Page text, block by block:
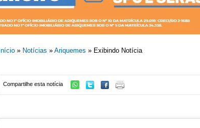
Início» Notícias » Ariquemes » Exibindo Notícia
Compartilhe esta notícia